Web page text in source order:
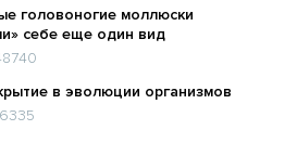
головоногие моллюски
себе еще один вид
в эволюции организмов